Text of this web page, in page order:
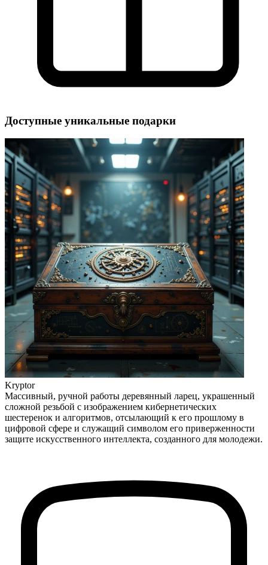
Доступные уникальные подарки
Kryptor
Массивный, ручной работы деревянный ларец, украшенный
сложной резьбой с изображением кибернетических
шестеренок и алгоритмов, отсылающий к его прошлому в
цифровой сфере и служащий символом его приверженности
защите искусственного интеллекта, созданного для молодежи.